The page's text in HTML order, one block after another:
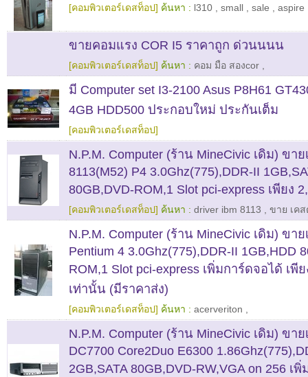
[คอมพิวเตอร์เดสท็อป] ค้นหา : l310 small sale aspire
ขายคอมแรง COR I5 ราคาถูก ด่วนนนน
[คอมพิวเตอร์เดสท็อป] ค้นหา : คอม มือ สองcor
มี Computer set I3-2100 Asus P8H61
4GB HDD500 ประกอบใหม่ ประกันเต็ม
[คอมพิวเตอร์เดสท็อป]
N.P.M. Computer (ร้าน MineCivic เดิม) ขา
8113(M52) P4 3.0Ghz(775),DDR-II
80GB,DVD-ROM,1 Slot pci-express เพียง
[คอมพิวเตอร์เดสท็อป] ค้นหา : driver ibm 8113 ขาย เคส
N.P.M. Computer (ร้าน MineCivic เดิม) ขา
Pentium 4 3.0Ghz(775),DDR-II 1GB,HDD
ROM,1 Slot pci-express เพิ่มการ์ดจอได้ เพี
เท่านั้น (มีราคาส่ง)
[คอมพิวเตอร์เดสท็อป] ค้นหา : acerveriton
N.P.M. Computer (ร้าน MineCivic เดิม) ขาย
DC7700 Core2Duo E6300
2GB,SATA 80GB,DVD-RW,VGA on 256 เ